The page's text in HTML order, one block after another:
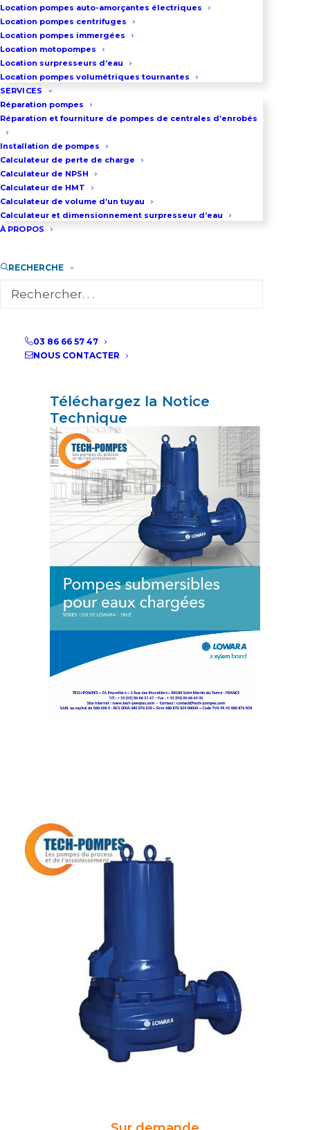
Location pompes auto-amorçantes électriques
Location pompes centrifuges
Location pompes immergées
Location motopompes
Location surpresseurs d’eau
Location pompes volumétriques tournantes
SERVICES
Réparation pompes
Réparation et fourniture de pompes de centrales d’enrobés
Installation de pompes
Calculateur de perte de charge
Calculateur de NPSH
Calculateur de HMT
Calculateur de volume d’un tuyau
Calculateur et dimensionnement surpresseur d’eau
À PROPOS
RECHERCHE
03 86 66 57 47
NOUS CONTACTER
Débit maxi :1771 m³/h
Pression maxi :
Puissance moteur :18 à 50 kW
Tension du moteur :
DN :150 à 300 mm
Poids : 580 à 760 kg
Deux technologies de roue : V
pour vortex et S pour
DEMANDEZ UN DEVIS
03 86 66 57 47
Téléchargez la Notice
Technique